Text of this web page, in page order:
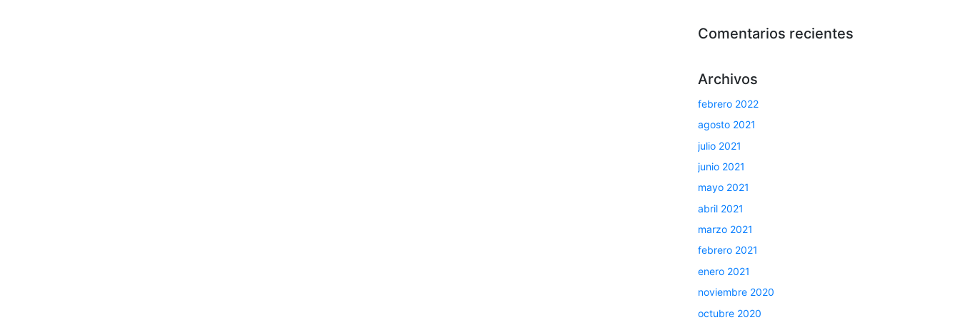
Comentarios recientes
Archivos
febrero 2022
agosto 2021
julio 2021
junio 2021
mayo 2021
abril 2021
marzo 2021
febrero 2021
enero 2021
noviembre 2020
octubre 2020